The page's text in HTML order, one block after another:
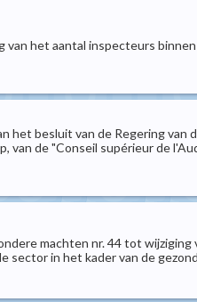
van het aantal inspecteurs
het besluit van de Regering
van de "Conseil supérieur de
machten nr. 44 tot
sector in het kader van de